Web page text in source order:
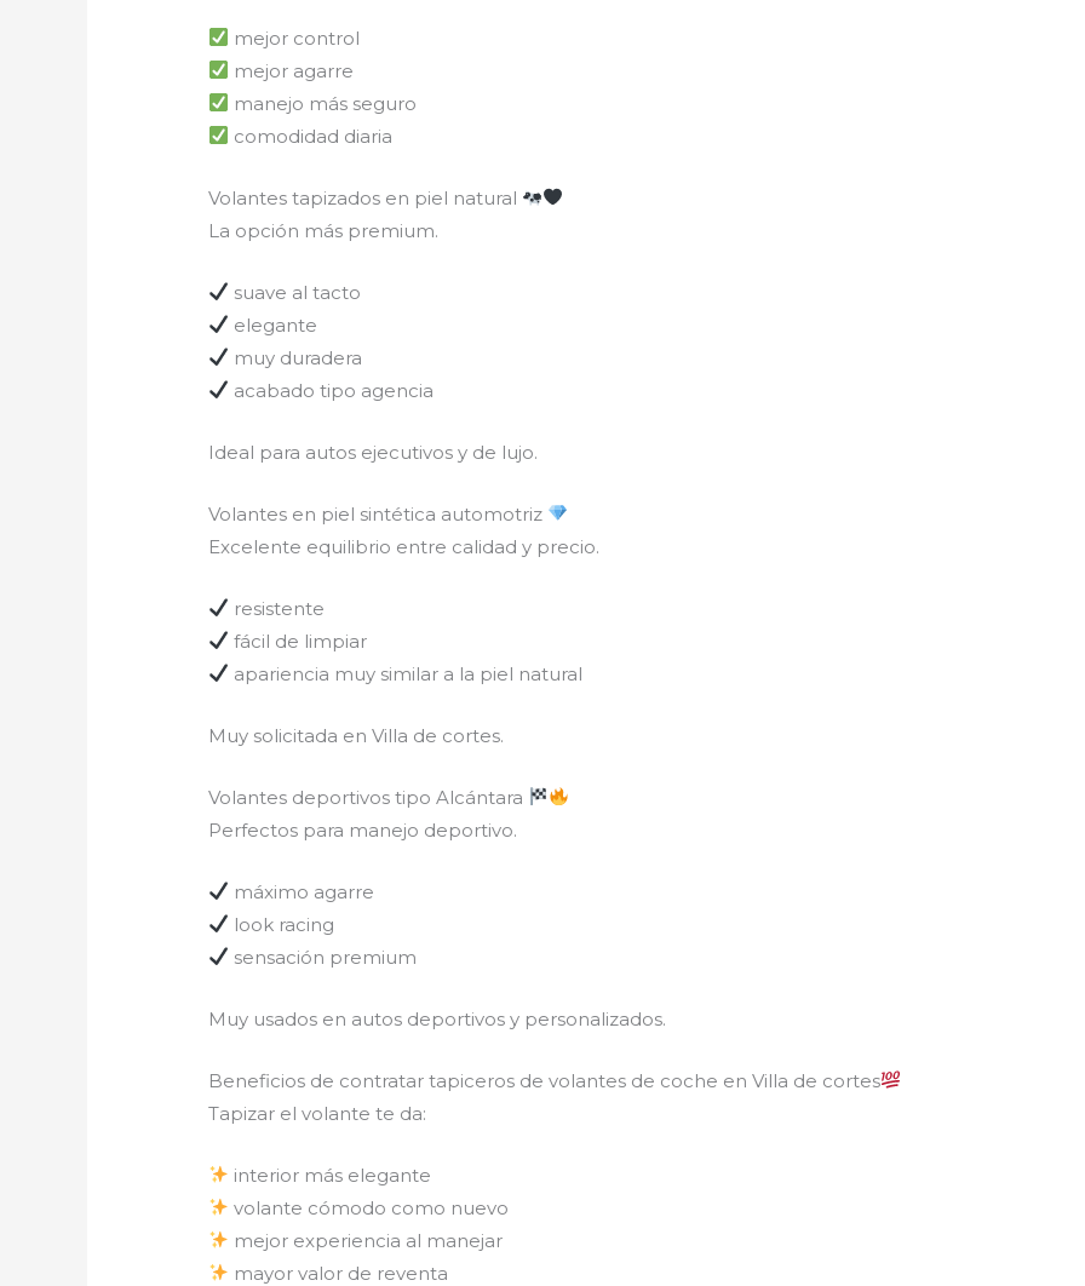
mejor control
mejor agarre
manejo más seguro
comodidad diaria
Volantes tapizados en piel natural
La opción más premium.
suave al tacto
elegante
muy duradera
acabado tipo agencia
Ideal para autos ejecutivos y de lujo.
Volantes en piel sintética automotriz
Excelente equilibrio entre calidad y precio.
resistente
fácil de limpiar
apariencia muy similar a la piel natural
Muy solicitada en Villa de cortes.
Volantes deportivos tipo Alcántara
Perfectos para manejo deportivo.
máximo agarre
look racing
sensación premium
Muy usados en autos deportivos y personalizados.
Beneficios de contratar tapiceros de volantes de coche en Villa de cortes
Tapizar el volante te da:
interior más elegante
volante cómodo como nuevo
mejor experiencia al manejar
mayor valor de reventa